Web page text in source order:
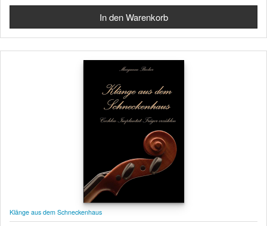
Klänge aus dem Schneckenhaus